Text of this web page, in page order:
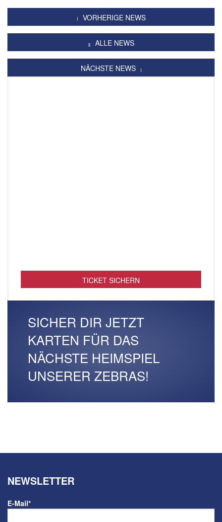
VORHERIGE NEWS
ALLE NEWS
NÄCHSTE NEWS
TICKET SICHERN
SICHER DIR JETZT
KARTEN FÜR DAS
NÄCHSTE HEIMSPIEL
UNSERER ZEBRAS!
NEWSLETTER
E-Mail*